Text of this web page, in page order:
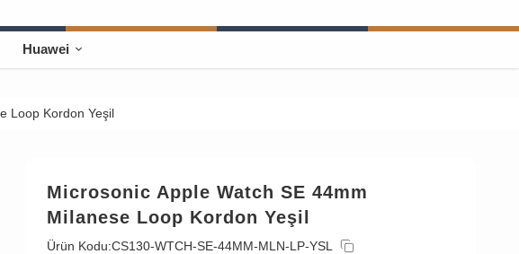
Huawei
Loop Kordon Yeşil
Microsonic Apple Watch SE 44mm
Milanese Loop Kordon Yeşil
Ürün Kodu:CS130-WTCH-SE-44MM-MLN-LP-YSL